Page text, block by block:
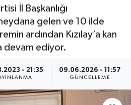
İl Başkanlığı
gelen ve 10 ilde
ardından Kızılay’a kan
devam ediyor.
- 21:35 09.06.2026 - 11:57
GÜNCELLEME